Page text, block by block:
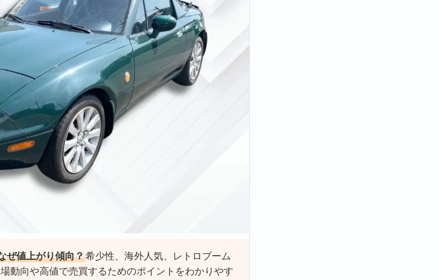
ぜ値上がり傾向？希少性、海外人気、レトロブーム
動向や高値で売買するためのポイントをわかりやす